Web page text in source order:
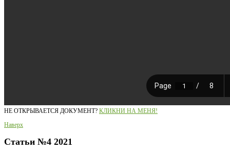
НЕ ОТКРЫВАЕТСЯ ДОКУМЕНТ? КЛИКНИ НА МЕНЯ!
Наверх
Статьи №4 2021